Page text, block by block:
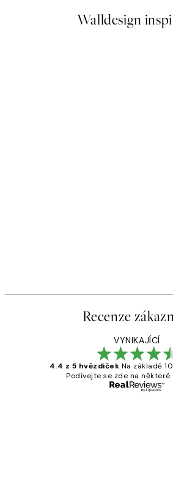
Walldesign
Recenze
VYNIKAJÍCÍ
4.4 z 5 hvězdiček Na základě
Podívejte se zde na některé